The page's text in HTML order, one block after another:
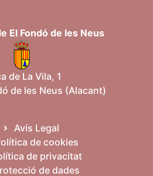
El Fondó de les Neus
de La Vila, 1
de les Neus (Alacant)
Avís Legal
de cookies
de privacitat
de dades